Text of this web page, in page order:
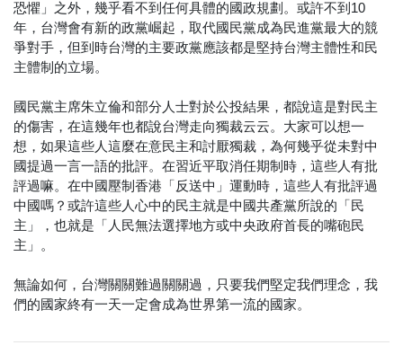
恐懼」之外，幾乎看不到任何具體的國政規劃。或許不到10
年，台灣會有新的政黨崛起，取代國民黨成為民進黨最大的競
爭對手，但到時台灣的主要政黨應該都是堅持台灣主體性和民
主體制的立場。
國民黨主席朱立倫和部分人士對於公投結果，都說這是對民主
的傷害，在這幾年也都說台灣走向獨裁云云。大家可以想一
想，如果這些人這麼在意民主和討厭獨裁，為何幾乎從未對中
國提過一言一語的批評。在習近平取消任期制時，這些人有批
評過嘛。在中國壓制香港「反送中」運動時，這些人有批評過
中國嗎？或許這些人心中的民主就是中國共產黨所說的「民
主」，也就是「人民無法選擇地方或中央政府首長的嘴砲民
主」。
無論如何，台灣關關難過關關過，只要我們堅定我們理念，我
們的國家終有一天一定會成為世界第一流的國家。